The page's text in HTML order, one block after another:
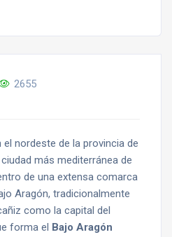
2655
nordeste de la provincia de
más mediterránea de
de una extensa comarca
Aragón, tradicionalmente
como la capital del
forma el Bajo Aragón